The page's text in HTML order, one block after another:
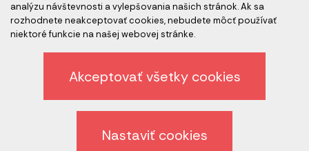
Etický kódex spoločnosti
Ochrana osobných údajov
Odhlásenie z newslettera
analýzu návštevnosti a vylepšovania našich stránok. Ak sa
rozhodnete neakceptovať cookies, nebudete môcť používať
niektoré funkcie na našej webovej stránke.
Akceptovať všetky cookies
Nastaviť cookies